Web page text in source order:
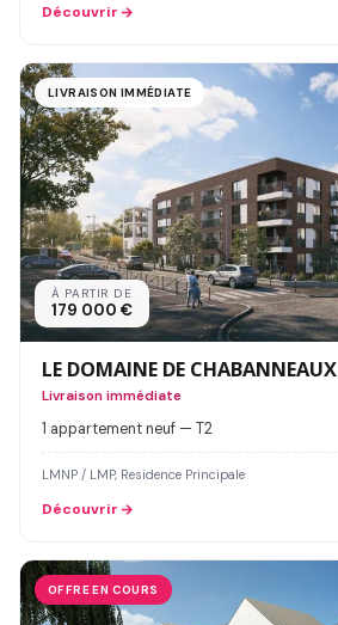
Découvrir
LIVRAISON IMMÉDIATE
À PARTIR DE
179 000 €
LE DOMAINE DE CHABANNEAUX
Livraison immédiate
1 appartement neuf — T2
LMNP / LMP, Residence Principale
Découvrir
OFFRE EN COURS